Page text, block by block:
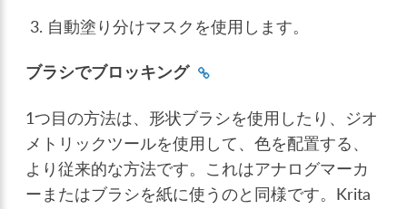
自動塗り分けマスクを使用します。
ブラシでブロッキング
1つ目の方法は、形状ブラシを使用したり、ジオ
メトリックツールを使用して、色を配置する、
より従来的な方法です。これはアナログマーカ
ーまたはブラシを紙に使うのと同様です。Krita